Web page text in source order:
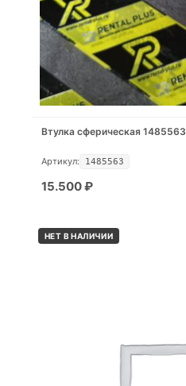
Втулка сферическая 1485563
Артикул: 1485563
15.500₽
НЕТ В НАЛИЧИИ